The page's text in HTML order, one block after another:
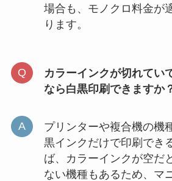
場合も、モノクロ料金が
ります。
カラーインクが切れてい
なら白黒印刷できますか
プリンターや複合機の機
黒インクだけで印刷でき
ば、カラーインクが空だ
ない機種もあるため、マ